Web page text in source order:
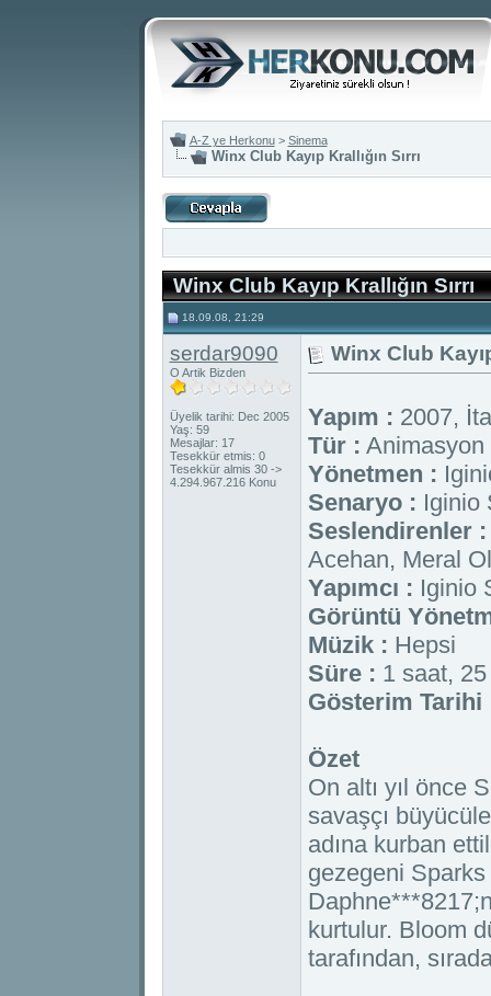
A-Z ye Herkonu > Sinema
Winx Club Kayıp Krallığın Sırrı
Winx Club Kayıp Krallığın Sırrı
18.09.08, 21:29
serdar9090
O Artik Bizden
Üyelik tarihi: Dec 2005
Yaş: 59
Mesajlar: 17
Tesekkür etmis: 0
Tesekkür almis 30 ->
4.294.967.216 Konu
Winx Club
Yapım : 2007,
Tür :
Yönetmen :
Senaryo : Iginio
Seslendirenler :
Acehan, Meral
Yapımcı : Iginio
Görüntü
Müzik : Hepsi
Süre : 1 saat,
Gösterim Tarihi
Özet
On altı yıl önce
savaşçı
adına kurban
gezegeni
kurtulur. Bloom
tarafından,